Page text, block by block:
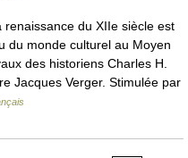
du XIIe siècle est
du monde culturel au Moyen
des historiens Charles H.
Jacques Verger. Stimulée par